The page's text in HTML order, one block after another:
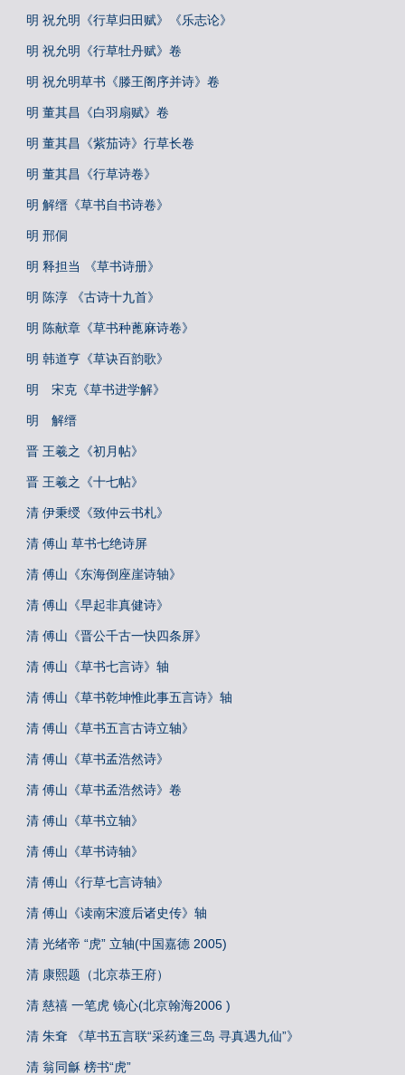
明 祝允明《行草归田赋》《乐志论》
明 祝允明《行草牡丹赋》卷
明 祝允明草书《滕王阁序并诗》卷
明 董其昌《白羽扇赋》卷
明 董其昌《紫茄诗》行草长卷
明 董其昌《行草诗卷》
明 解缙《草书自书诗卷》
明 邢侗
明 释担当 《草书诗册》
明 陈淳 《古诗十九首》
明 陈献章《草书种蓖麻诗卷》
明 韩道亨《草诀百韵歌》
明 宋克《草书进学解》
明 解缙
晋 王羲之《初月帖》
晋 王羲之《十七帖》
清 伊秉绶《致仲云书札》
清 傅山 草书七绝诗屏
清 傅山《东海倒座崖诗轴》
清 傅山《早起非真健诗》
清 傅山《晋公千古一快四条屏》
清 傅山《草书七言诗》轴
清 傅山《草书乾坤惟此事五言诗》轴
清 傅山《草书五言古诗立轴》
清 傅山《草书孟浩然诗》
清 傅山《草书孟浩然诗》卷
清 傅山《草书立轴》
清 傅山《草书诗轴》
清 傅山《行草七言诗轴》
清 傅山《读南宋渡后诸史传》轴
清 光绪帝 “虎” 立轴(中国嘉德 2005)
清 康熙题（北京恭王府）
清 慈禧 一笔虎 镜心(北京翰海2006 )
清 朱耷 《草书五言联“采药逢三岛 寻真遇九仙”》
清 翁同龢 榜书“虎”